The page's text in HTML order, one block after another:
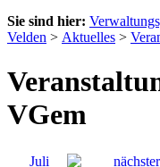
Sie sind hier:
Velden > Aktuelles >
VGem
Juli